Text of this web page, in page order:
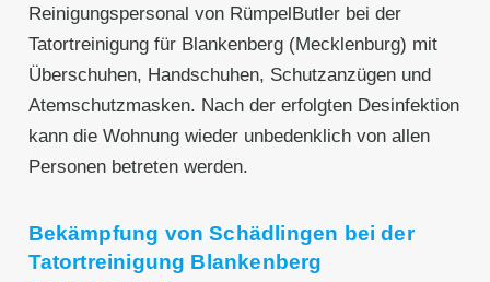
Reinigungspersonal von RümpelButler bei der
Tatortreinigung für Blankenberg (Mecklenburg) mit
Überschuhen, Handschuhen, Schutzanzügen und
Atemschutzmasken. Nach der erfolgten Desinfektion
kann die Wohnung wieder unbedenklich von allen
Personen betreten werden.
Bekämpfung von Schädlingen bei der
Tatortreinigung Blankenberg